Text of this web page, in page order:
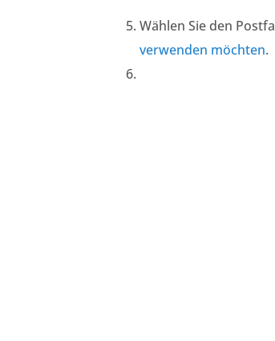
Wählen Sie den
verwenden möchten.